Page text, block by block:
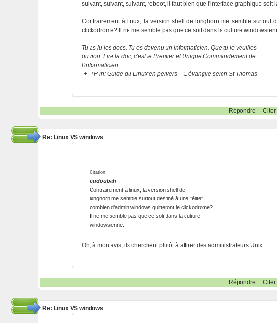
suivant, suivant, suivant, reboot, il faut bien que l'interface graphique
Contrairement à linux, la version shell de longhorn me semble surtout
clickodrome? Il ne me semble pas que ce soit dans la culture
Tu as lu les docs. Tu es devenu un informaticien. Que tu le veuilles
ou non. Lire la doc, c'est le Premier et Unique Commandement de
l'informaticien.
-+- TP in: Guide du Linuxien pervers - "L'évangile selon St Thomas"
Répondre Citer
Re: Linux VS windows
Citation
oudoubah
Contrairement à linux, la version shell de
longhorn me semble surtout destiné à une "élite" :
combien d'admin windows quitteront le clickodrome?
Il ne me semble pas que ce soit dans la culture
windowsienne.
Oh, à mon avis, ils cherchent plutôt à attirer des administrateurs Unix…
Répondre Citer
Re: Linux VS windows